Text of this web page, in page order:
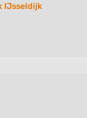
IJsseldijk